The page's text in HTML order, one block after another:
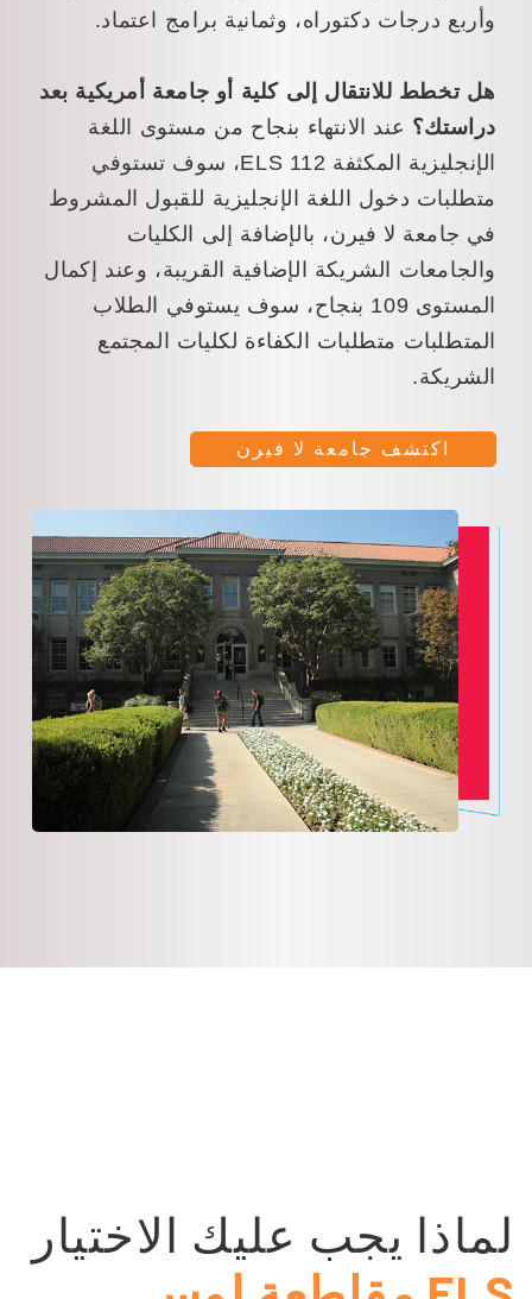
وأربع درجات دكتوراه، وثمانية برامج اعتماد.
هل تخطط للانتقال إلى كلية أو جامعة أمريكية بعد
دراستك؟ عند الانتهاء بنجاح من مستوى اللغة
الإنجليزية المكثفة ELS 112، سوف تستوفي
متطلبات دخول اللغة الإنجليزية للقبول المشروط
في جامعة لا فيرن، بالإضافة إلى الكليات
والجامعات الشريكة الإضافية القريبة، وعند إكمال
المستوى 109 بنجاح، سوف يستوفي الطلاب
المتطلبات متطلبات الكفاءة لكليات المجتمع
الشريكة.
اكتشف جامعة لا فيرن
لماذا يجب عليك الاختيار